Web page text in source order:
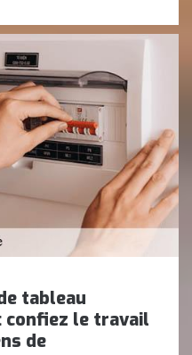
tableau
confiez le travail
de